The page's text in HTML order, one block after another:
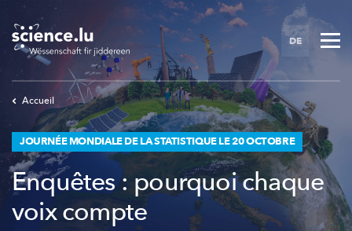
to
main
content
DE
Accueil
JOURNÉE MONDIALE DE LA STATISTIQUE LE 20 OCTOBRE
Enquêtes : pourquoi chaque
voix compte